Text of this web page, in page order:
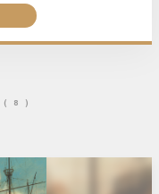
( 8 )